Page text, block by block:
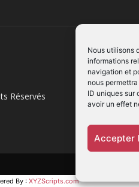
Nous utilisons
informations
navigation et
nous
ID uniques sur
avoir un effet
Accepter
Réservés
By : XYZScripts.com